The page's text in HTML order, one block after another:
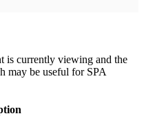
is currently viewing and the
may be useful for SPA